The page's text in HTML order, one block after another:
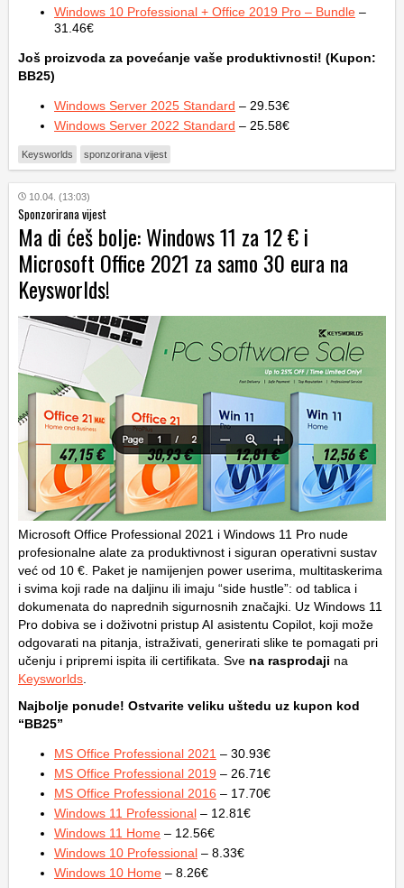
Windows 10 Professional + Office 2019 Pro – Bundle –
31.46€
Još proizvoda za povećanje vaše produktivnosti! (Kupon:
BB25)
Windows Server 2025 Standard – 29.53€
Windows Server 2022 Standard – 25.58€
Keysworlds sponzorirana vijest
10.04. (13:03)
Sponzorirana vijest
Ma di ćeš bolje: Windows 11 za 12 € i
Microsoft Office 2021 za samo 30 eura na
Keysworlds!
Microsoft Office Professional 2021 i Windows 11 Pro nude
profesionalne alate za produktivnost i siguran operativni sustav
već od 10 €. Paket je namijenjen power userima, multitaskerima
i svima koji rade na daljinu ili imaju “side hustle”: od tablica i
dokumenata do naprednih sigurnosnih značajki. Uz Windows 11
Pro dobiva se i doživotni pristup AI asistentu Copilot, koji može
odgovarati na pitanja, istraživati, generirati slike te pomagati pri
učenju i pripremi ispita ili certifikata. Sve na rasprodaji na
Keysworlds.
Najbolje ponude! Ostvarite veliku uštedu uz kupon kod
“BB25”
MS Office Professional 2021 – 30.93€
MS Office Professional 2019 – 26.71€
MS Office Professional 2016 – 17.70€
Windows 11 Professional – 12.81€
Windows 11 Home – 12.56€
Windows 10 Professional – 8.33€
Windows 10 Home – 8.26€